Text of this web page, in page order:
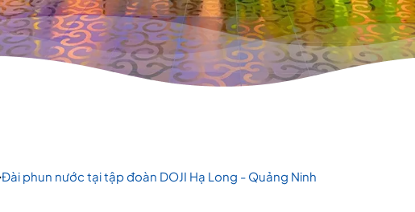
Đài phun nước tại tập đoàn DOJI Hạ Long - Quảng Ninh